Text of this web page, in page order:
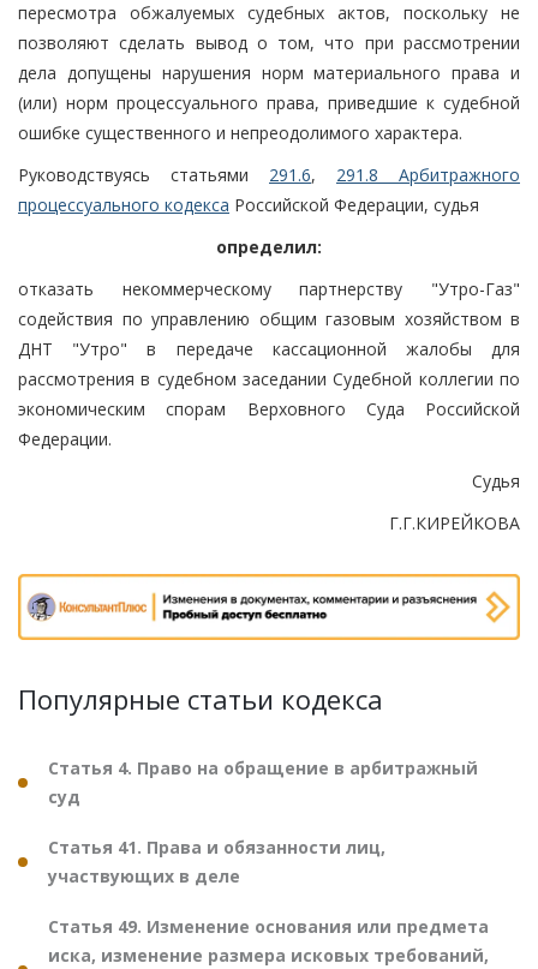
пересмотра обжалуемых судебных актов, поскольку не
позволяют сделать вывод о том, что при рассмотрении
дела допущены нарушения норм материального права и
(или) норм процессуального права, приведшие к судебной
ошибке существенного и непреодолимого характера.
Руководствуясь статьями 291.6, 291.8 Арбитражного
процессуального кодекса Российской Федерации, судья
определил:
отказать некоммерческому партнерству "Утро-Газ"
содействия по управлению общим газовым хозяйством в
ДНТ "Утро" в передаче кассационной жалобы для
рассмотрения в судебном заседании Судебной коллегии по
экономическим спорам Верховного Суда Российской
Федерации.
Судья
Г.Г.КИРЕЙКОВА
Популярные статьи кодекса
Статья 4. Право на обращение в арбитражный
суд
Статья 41. Права и обязанности лиц,
участвующих в деле
Статья 49. Изменение основания или предмета
иска, изменение размера исковых требований,